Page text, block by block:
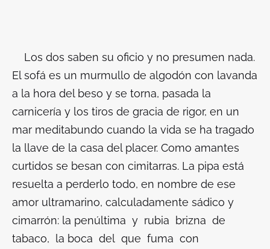
Los dos saben su oficio y no presumen nada.
El sofá es un murmullo de algodón con lavanda
a la hora del beso y se torna, pasada la
carnicería y los tiros de gracia de rigor, en un
mar meditabundo cuando la vida se ha tragado
la llave de la casa del placer. Como amantes
curtidos se besan con cimitarras. La pipa está
resuelta a perderlo todo, en nombre de ese
amor ultramarino, calculadamente sádico y
cimarrón: la penúltima y rubia brizna de
tabaco, la boca del que fuma con